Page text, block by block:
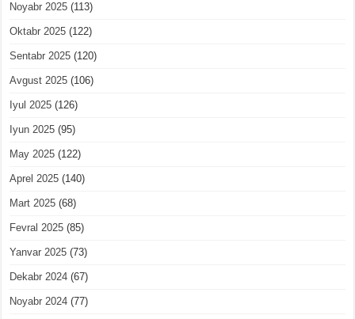
Noyabr 2025 (113)
Oktabr 2025 (122)
Sentabr 2025 (120)
Avgust 2025 (106)
Iyul 2025 (126)
Iyun 2025 (95)
May 2025 (122)
Aprel 2025 (140)
Mart 2025 (68)
Fevral 2025 (85)
Yanvar 2025 (73)
Dekabr 2024 (67)
Noyabr 2024 (77)